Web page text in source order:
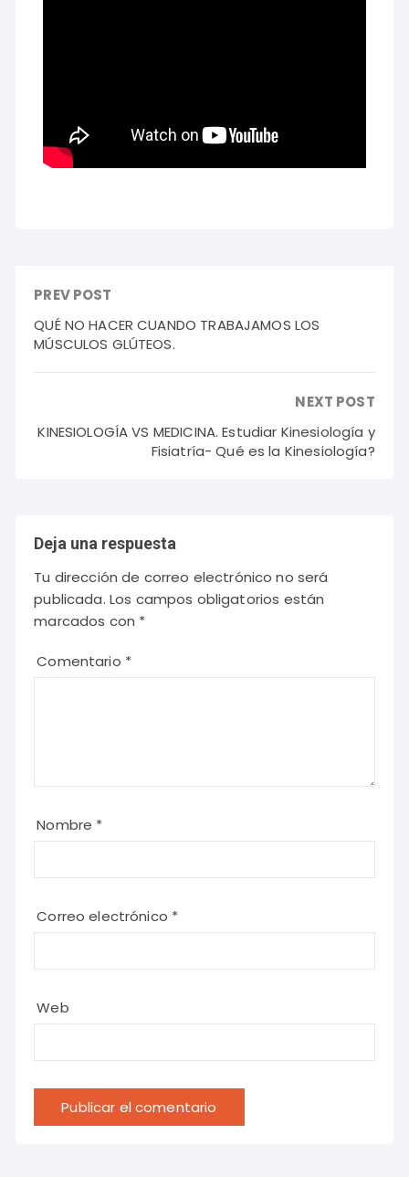
PREV POST
QUÉ NO HACER CUANDO TRABAJAMOS LOS
MÚSCULOS GLÚTEOS.
NEXT POST
KINESIOLOGÍA VS MEDICINA. Estudiar Kinesiología y
Fisiatría- Qué es la Kinesiología?
Deja una respuesta
Tu dirección de correo electrónico no será
publicada. Los campos obligatorios están
marcados con *
Comentario *
Nombre *
Correo electrónico *
Web